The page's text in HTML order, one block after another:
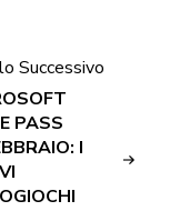
Successivo
PASS
I